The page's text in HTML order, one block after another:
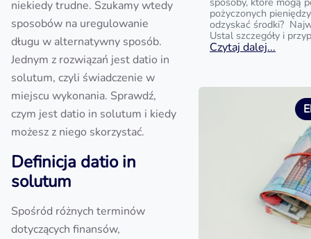
niekiedy trudne. Szukamy wtedy
sposobów na uregulowanie
długu w alternatywny sposób.
Jednym z rozwiązań jest datio in
solutum, czyli świadczenie w
miejscu wykonania. Sprawdź,
czym jest datio in solutum i kiedy
możesz z niego skorzystać.
Definicja datio in
solutum
Spośród różnych terminów
dotyczących finansów,
pożyczonych
odzyskać środki?
Ustal szczegóły i
Czytaj dalej...